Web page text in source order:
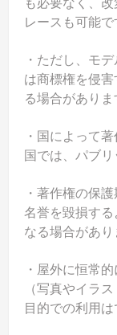
レースも可能で
・ただし、モ
は商標権を侵
る場合がありま
・国によって
国では、パブリ
・著作権の保
名誉を毀損す
なる場合があり
・屋外に恒常
（写真やイラ
目的での利用は